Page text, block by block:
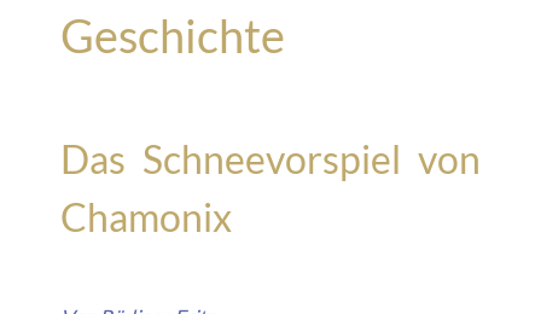
Geschichte
Das Schneevorspiel von
Chamonix